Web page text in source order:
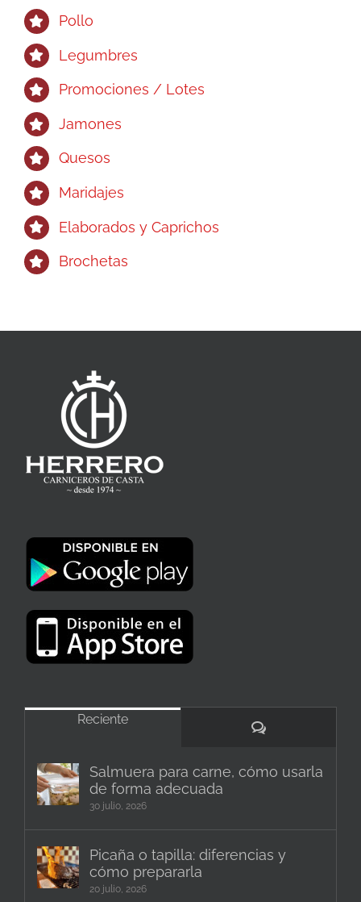
Pollo
Legumbres
Promociones / Lotes
Jamones
Quesos
Maridajes
Elaborados y Caprichos
Brochetas
Reciente
Comentarios
Salmuera para carne, cómo usarla
de forma adecuada
30 julio, 2026
Picaña o tapilla: diferencias y
cómo prepararla
20 julio, 2026